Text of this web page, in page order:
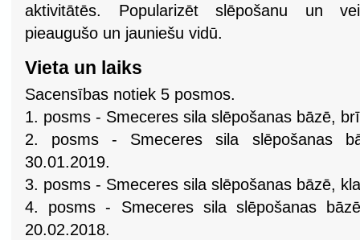
aktivitātēs. Popularizēt slēpošanu un
pieaugušo un jauniešu vidū.
Vieta un laiks
Sacensības notiek 5 posmos.
1. posms - Smeceres sila slēpošanas bāzē,
2. posms - Smeceres sila slēpošanas
30.01.2019.
3. posms - Smeceres sila slēpošanas bāzē,
4. posms - Smeceres sila slēpošanas
20.02.2018.